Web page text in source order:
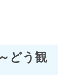
どう観